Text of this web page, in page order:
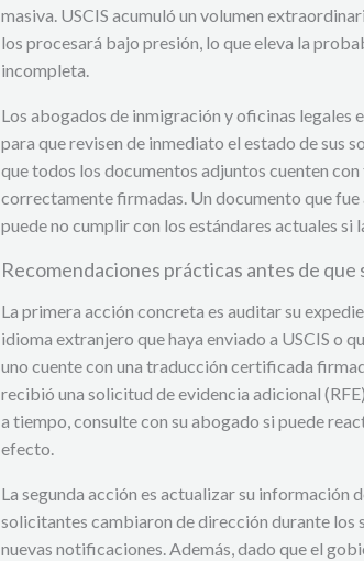
masiva. USCIS acumuló un volumen
los procesará bajo presión, lo que eleva la
incompleta.
Los abogados de inmigración y oficinas legales
para que revisen de inmediato el estado de sus
que todos los documentos adjuntos cuenten
correctamente firmadas. Un documento que
puede no cumplir con los estándares actuales si
Recomendaciones prácticas antes de que
La primera acción concreta es auditar su
idioma extranjero que haya enviado a USCIS o
uno cuente con una traducción certificada
recibió una solicitud de evidencia adicional
a tiempo, consulte con su abogado si puede
efecto.
La segunda acción es actualizar su información
solicitantes cambiaron de dirección durante los
nuevas notificaciones. Además, dado que el